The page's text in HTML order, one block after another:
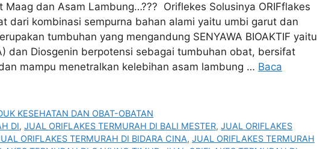
Maag dan Asam Lambung…??? Oriflekes Solusinya ORIFflakes
dari kombinasi sempurna bahan alami yaitu umbi garut dan
tumbuhan yang mengandung SENYAWA BIOAKTIF yaitu
dan Diosgenin berpotensi sebagai tumbuhan obat, bersifat
mampu menetralkan kelebihan asam lambung … Baca
KESEHATAN DAN OBAT-OBATAN
DI,JUAL ORIFLAKES TERMURAH DI BALI MESTER,JUAL ORIFLAKES
ORIFLAKES TERMURAH DI BIDARA CINA, JUAL ORIFLAKES TERMURAH